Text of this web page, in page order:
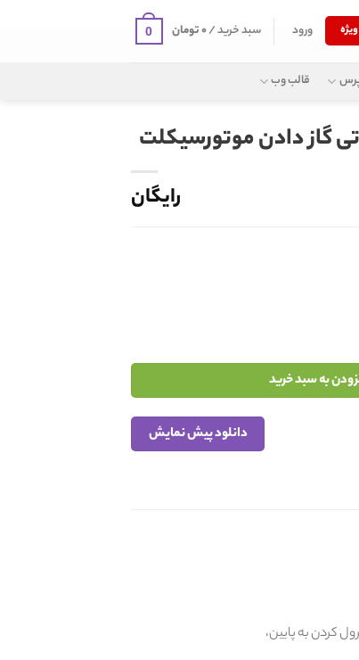
ورود سبد خرید /۰تومان 0
قالب وب
گاز دادن موتورسیکلت
رایگان
به سبد خرید
دانلود پیش نمایش
کردن به پایین،